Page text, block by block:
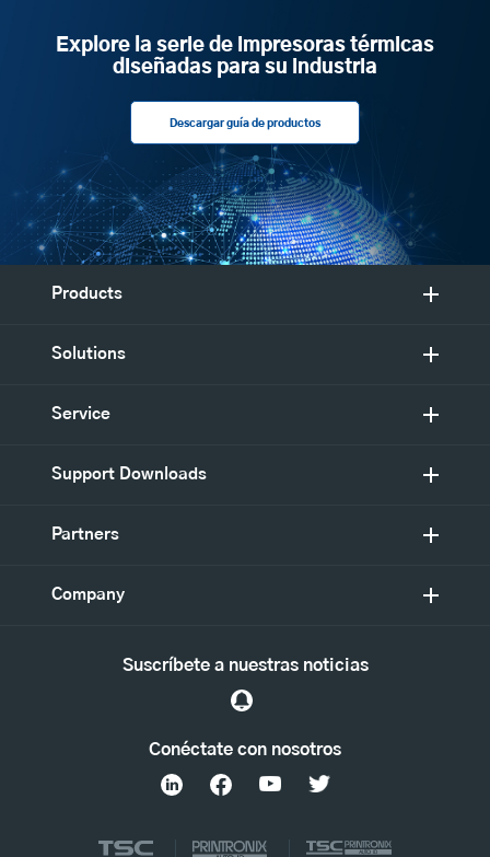
Explore la serie de impresoras térmicas
diseñadas para su industria
Descargar guía de productos
Products
Solutions
Service
Support Downloads
Partners
Company
Conéctate con nosotros
Suscríbete a nuestras noticias